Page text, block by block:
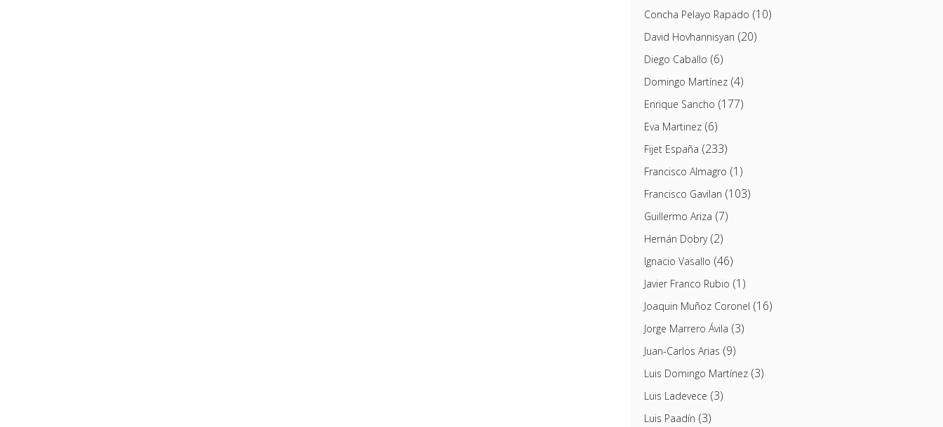
Concha Pelayo Rapado (10)
David Hovhannisyan (20)
Diego Caballo (6)
Domingo Martínez(4)
Enrique Sancho (177)
Eva Martinez(6)
Fijet España (233)
Francisco Almagro (1)
Francisco Gavilan (103)
Guillermo Ariza (7)
Hernán Dobry(2)
Ignacio Vasallo (46)
Javier Franco Rubio (1)
Joaquin Muñoz Coronel (16)
Jorge Marrero Ávila (3)
Juan-Carlos Arias (9)
Luis Domingo Martínez(3)
Luis Ladevece (3)
Luis Paadín (3)